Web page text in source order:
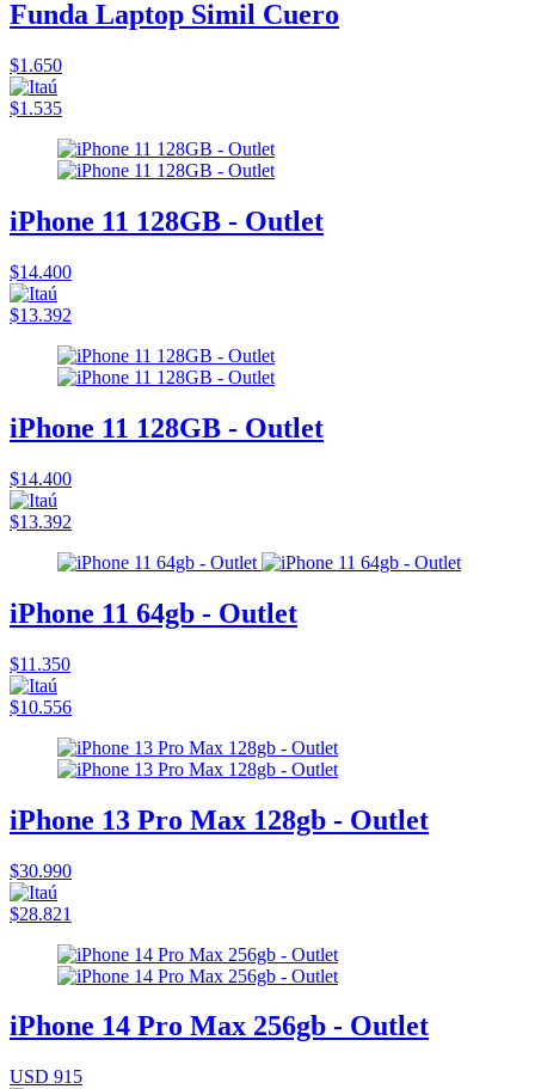
Funda Laptop Simil Cuero
$1.650
$1.535
iPhone 11 128GB - Outlet
$14.400
$13.392
iPhone 11 128GB - Outlet
$14.400
$13.392
iPhone 11 64gb - Outlet
$11.350
$10.556
iPhone 13 Pro Max 128gb - Outlet
$30.990
$28.821
iPhone 14 Pro Max 256gb - Outlet
USD 915